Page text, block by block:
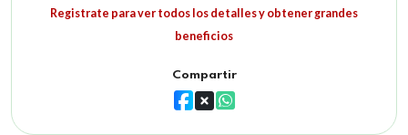
Registrate para ver todos los detalles y obtener grandes
beneficios
Compartir